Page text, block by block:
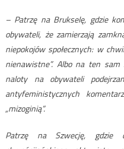
– Patrzę na Brukselę, gdzie
obywateli, że zamierzają
niepokojów społecznych: w
nienawistne”. Albo na ten
naloty na obywateli
antyfeministycznych
„mizoginią”.
Patrzę na Szwecję, gdzie